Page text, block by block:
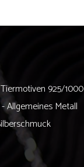
925/1000
Allgemeines Metall